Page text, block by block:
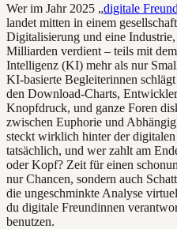
Wer im Jahr 2025 „digitale
landet mitten in einem
Digitalisierung und eine
Milliarden verdient – teils mit
Intelligenz (KI) mehr als nur
KI-basierte Begleiterinnen
den Download-Charts,
Knopfdruck, und ganze Foren
zwischen Euphorie und
steckt wirklich hinter der
tatsächlich, und wer zahlt am
oder Kopf? Zeit für einen
nur Chancen, sondern auch
die ungeschminkte Analyse
du digitale Freundinnen
benutzen.